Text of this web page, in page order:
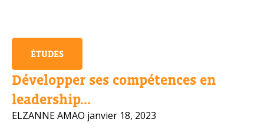
ÉTUDES
Développer ses compétences en
leadership...
ELZANNE AMAO janvier 18, 2023